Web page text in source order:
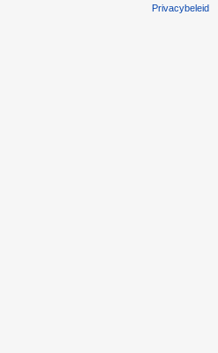
Privacybeleid